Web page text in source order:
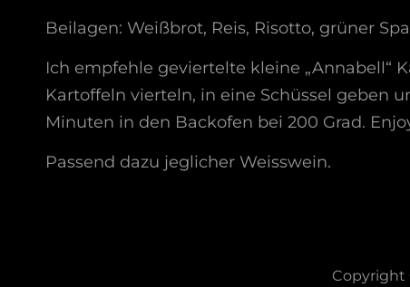
Beilagen: Weißbrot, Reis, Risotto, grüner
Ich empfehle geviertelte kleine „Annabell“
Kartoffeln vierteln, in eine Schüssel geben
Minuten in den Backofen bei 200 Grad.
Passend dazu jeglicher Weisswein.
Copyright